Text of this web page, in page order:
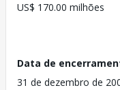
US$ 170.00 milhões
Data de
31 de dezembro de